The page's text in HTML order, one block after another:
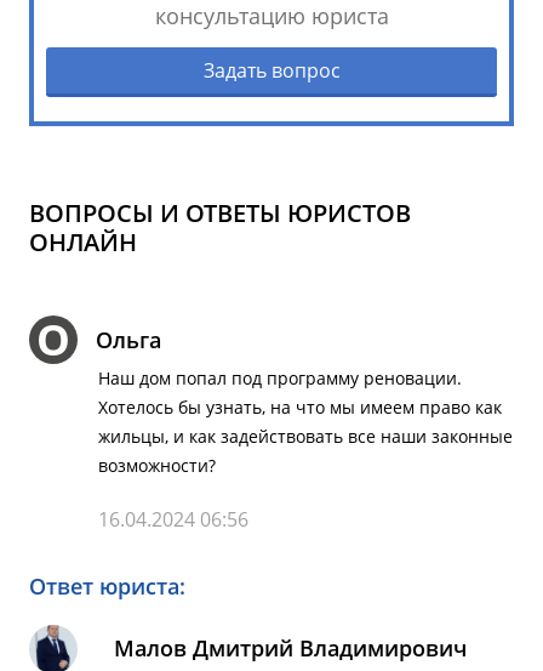
консультацию юриста
Задать вопрос
ВОПРОСЫ И ОТВЕТЫ ЮРИСТОВ
ОНЛАЙН
О Ольга
Наш дом попал под программу реновации.
Хотелось бы узнать, на что мы имеем право как
жильцы, и как задействовать все наши законные
возможности?
16.04.2024 06:56
Ответ юриста:
Малов Дмитрий Владимирович